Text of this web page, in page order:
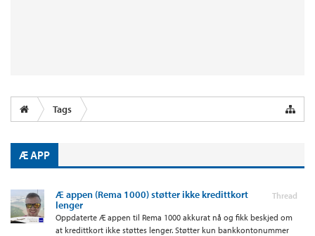
Tags
Æ APP
Thread
Æ appen (Rema 1000) støtter ikke kredittkort
lenger
Oppdaterte Æ appen til Rema 1000 akkurat nå og fikk beskjed om
at kredittkort ikke støttes lenger. Støtter kun bankkontonummer